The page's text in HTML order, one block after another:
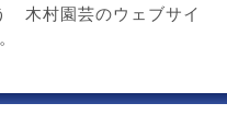
木村園芸のウェブサイ